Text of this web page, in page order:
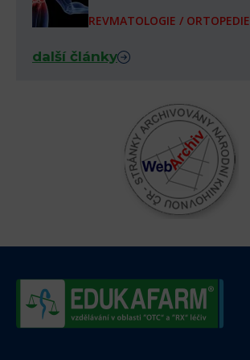
REVMATOLOGIE / ORTOPEDIE
další články